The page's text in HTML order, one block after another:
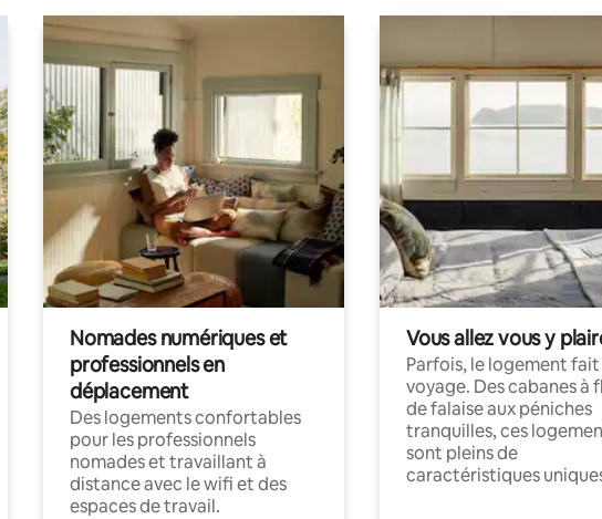
Nomades numériques et
professionnels en
déplacement
Des logements confortables
pour les professionnels
nomades et travaillant à
distance avec le wifi et des
espaces de travail.
Vous allez vous y
Parfois, le logement
voyage. Des cabanes à
de falaise aux péniches
tranquilles, ces
sont pleins de
caractéristiques